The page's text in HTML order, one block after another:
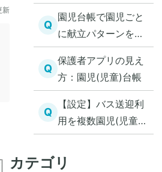
新
する（認可保育園/小
規模保育所/認定こど
も園）
Q
園児台帳で園児ごと
に献立パターンを変
更する
Q
保護者アプリの見え
方：園児(児童)台帳
Q
【設定】バス送迎利
用を複数園児(児童)
まとめて設定する
カテゴリ